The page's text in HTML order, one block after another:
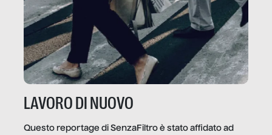
LAVORO DI NUOVO
Questo reportage di SenzaFiltro è stato affidato ad